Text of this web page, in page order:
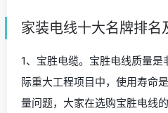
家装电线十大名牌排名
1、宝胜电缆。宝胜电线质量
际重大工程项目中，使用寿命
量问题，大家在选购宝胜电线